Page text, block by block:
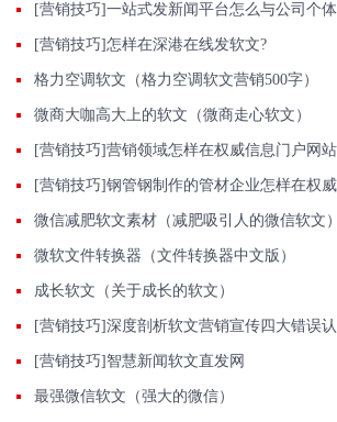
[营销技巧]怎样在深港在线发软文?
格力空调软文（格力空调软文营销500字）
微商大咖高大上的软文（微商走心软文）
[营销技巧]营销领域怎样在权威信息门户网
微信减肥软文素材（减肥吸引人的微信软文）
微软文件转换器（文件转换器中文版）
成长软文（关于成长的软文）
[营销技巧]深度剖析软文营销宣传四大错误
[营销技巧]智慧新闻软文直发网
最强微信软文（强大的微信）